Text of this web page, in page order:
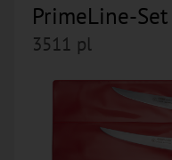
PrimeLine-Set
3511 pl